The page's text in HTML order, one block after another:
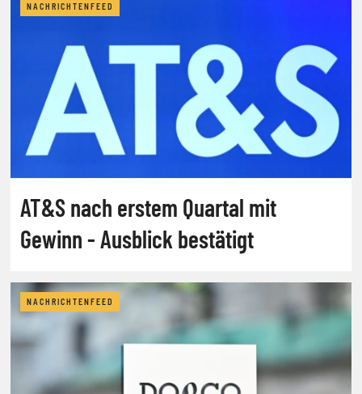
NACHRICHTENFEED
AT&S nach erstem Quartal mit
Gewinn - Ausblick bestätigt
NACHRICHTENFEED